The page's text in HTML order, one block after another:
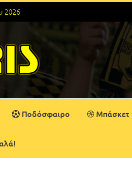
2026
Ποδόσφαιρο Μπάσκετ